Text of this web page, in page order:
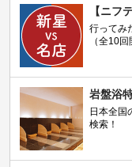
【ニフ
行ってみ
（全10
岩盤浴
日本全国
検索！